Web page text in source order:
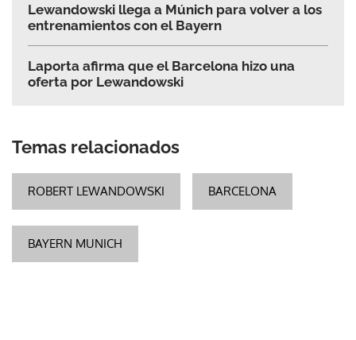
Lewandowski llega a Múnich para volver a los
entrenamientos con el Bayern
Laporta afirma que el Barcelona hizo una
oferta por Lewandowski
Temas relacionados
ROBERT LEWANDOWSKI BARCELONA
BAYERN MUNICH